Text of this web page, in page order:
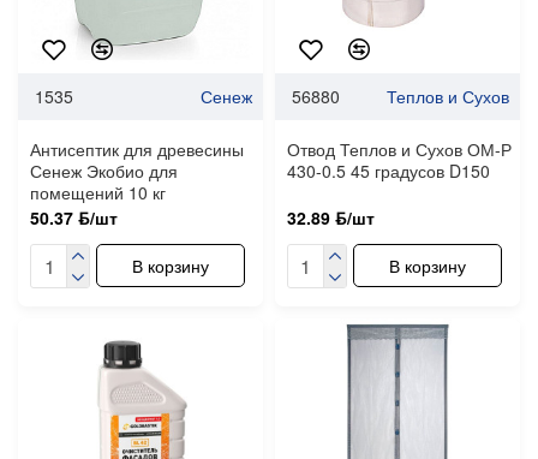
1535 Сенеж
Антисептик для древесины
Сенеж Экобио для
помещений 10 кг
50.37 ƃ/шт
В корзину
56880 Теплов и Сухов
Отвод Теплов и Сухов ОМ-Р
430-0.5 45 градусов D150
32.89 ƃ/шт
В корзину